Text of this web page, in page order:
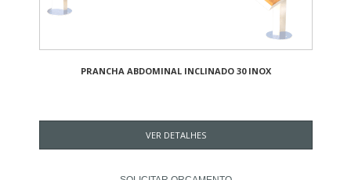
PRANCHA ABDOMINAL INCLINADO 30 INOX
VER DETALHES